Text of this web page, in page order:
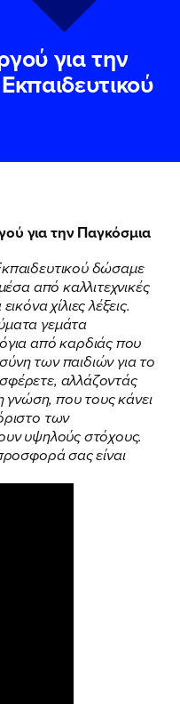
για την
για την Παγκόσμια
δώσαμε
από καλλιτεχνικές
χίλιες λέξεις.
γεμάτα
από καρδιάς που
των παιδιών για το
αλλάζοντάς
γνώση, που τους κάνει
των
υψηλούς στόχους.
σας είναι
τους
τόπου του
Βουλευτού
τους
τόπου του
Βουλευτού